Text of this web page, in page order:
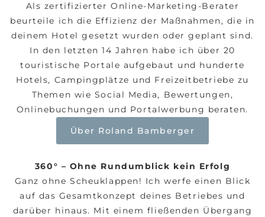
Als zertifizierter Online-Marketing-Berater
beurteile ich die Effizienz der Maßnahmen, die in
deinem Hotel gesetzt wurden oder geplant sind.
In den letzten 14 Jahren habe ich über 20
touristische Portale aufgebaut und hunderte
Hotels, Campingplätze und Freizeitbetriebe zu
Themen wie Social Media, Bewertungen,
Onlinebuchungen und Portalwerbung beraten.
Über Roland Bamberger
360° – Ohne Rundumblick kein Erfolg
Ganz ohne Scheuklappen! Ich werfe einen Blick
auf das Gesamtkonzept deines Betriebes und
darüber hinaus. Mit einem fließenden Übergang